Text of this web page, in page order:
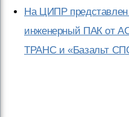
На ЦИПР
инженерный ПАК от
ТРАНС и «Базальт